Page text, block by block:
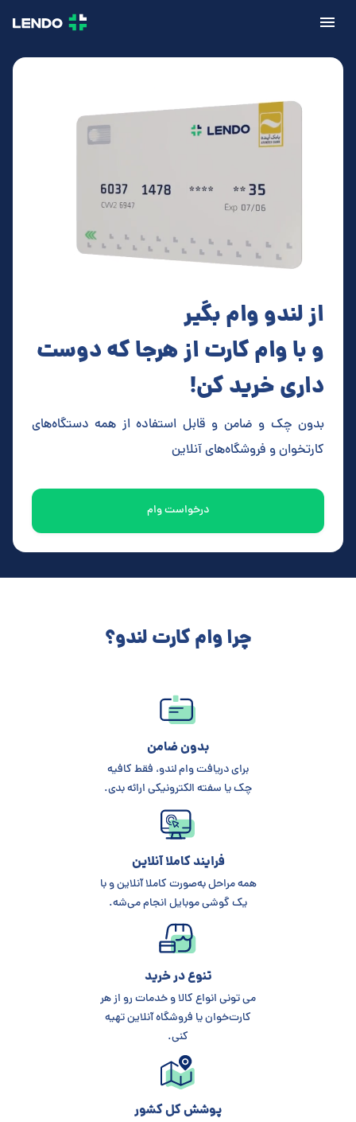
از لندو وام بگیر
و با وام کارت از هرجا که دوست
داری خرید کن!
بدون چک و ضامن و قابل استفاده از همه دستگاه‌های
کارتخوان و فروشگاه‌های آنلاین
درخواست وام
چرا وام کارت لندو؟
بدون ضامن
برای دریافت وام لندو، فقط کافیه
چک یا سفته الکترونیکی ارائه بدی.
فرایند کاملا آنلاین
همه مراحل به‌صورت کاملا آنلاین و با
یک گوشی موبایل انجام می‌شه.
تنوع در خرید
می تونی انواع کالا و خدمات رو از هر
کارت‌خوان یا فروشگاه آنلاین تهیه
کنی.
پوشش کل کشور